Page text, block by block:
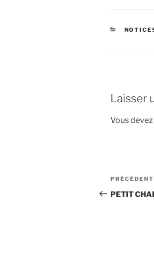
Laisser
Vous devez
de
Article
précédent
PRÉCÉDENT
PETIT